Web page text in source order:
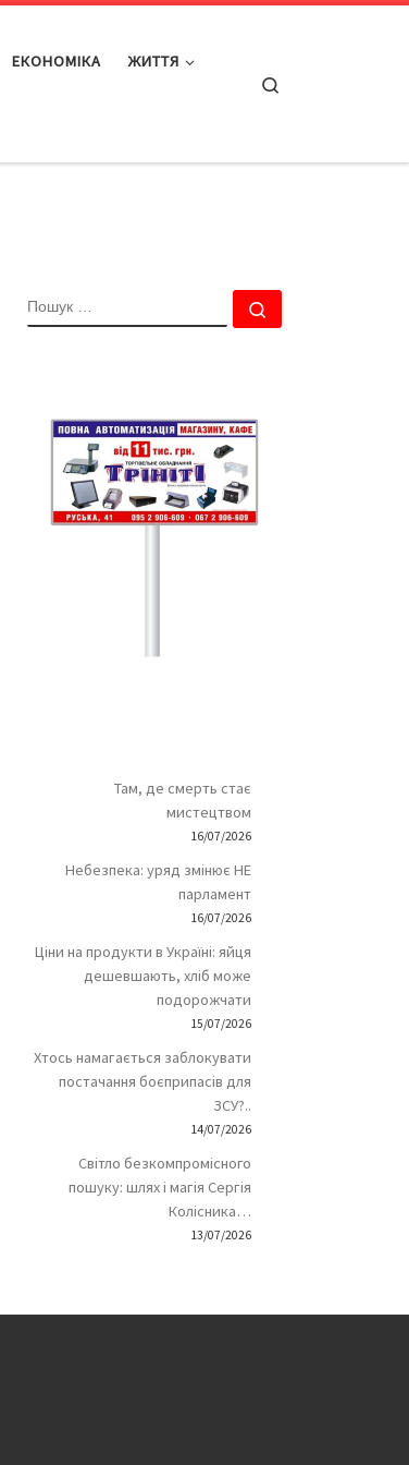
ЕКОНОМІКА ЖИТТЯ
ПОШУК
Там, де смерть стає
мистецтвом
16/07/2026
Небезпека: уряд змінює НЕ
парламент
16/07/2026
Ціни на продукти в Україні: яйця
дешевшають, хліб може
подорожчати
15/07/2026
Хтось намагається заблокувати
постачання боєприпасів для
ЗСУ?..
14/07/2026
Світло безкомпромісного
пошуку: шлях і магія Сергія
Колісника…
13/07/2026